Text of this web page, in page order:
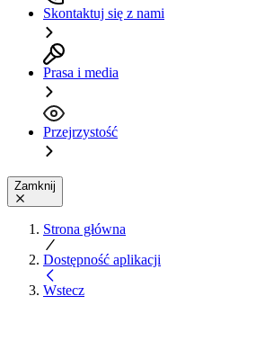
Skontaktuj się z nami
Prasa i media
Przejrzystość
Zamknij
Strona główna
Dostępność aplikacji
Wstecz